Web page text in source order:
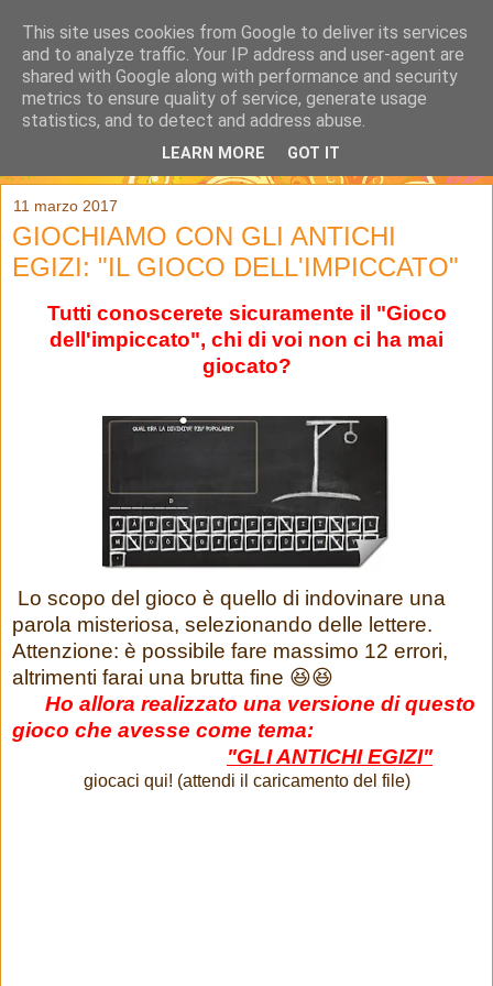
11 marzo 2017
GIOCHIAMO CON GLI ANTICHI
EGIZI: "IL GIOCO DELL'IMPICCATO"
Tutti conoscerete sicuramente il "Gioco
dell'impiccato", chi di voi non ci ha mai
giocato?
Lo scopo del gioco è quello di indovinare una
parola misteriosa, selezionando delle lettere.
Attenzione: è possibile fare massimo 12 errori,
altrimenti farai una brutta fine 😆😆
Ho allora realizzato una versione di questo
gioco che avesse come tema:
"GLI ANTICHI EGIZI"
giocaci qui! (attendi il caricamento del file)
This site uses cookies from Google to deliver its services
and to analyze traffic. Your IP address and user-agent are
shared with Google along with performance and security
metrics to ensure quality of service, generate usage
statistics, and to detect and address abuse.
LEARN MORE GOT IT